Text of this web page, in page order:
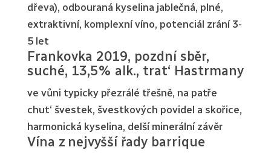
dřeva), odbouraná kyselina jablečná, plné,
extraktivní, komplexní víno, potenciál zrání 3-
5 let
Frankovka 2019, pozdní sběr,
suché, 13,5% alk., trat‘ Hastrmany
ve vůni typicky přezrálé třešně, na patře
chut‘ švestek, švestkových povidel a skořice,
harmonická kyselina, delší minerální závěr
Vína z nejvyšší řady barrique